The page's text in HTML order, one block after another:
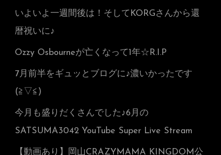
いよいよ一週間後は！そしてKORGさんから還
暦祝いに♪
Ozzy Osbourneが亡くなって1年☆R.I.P
7月前半をギュッとブログに♪濃いかったです
(≧▽≦)
今月も盛りだくさんでした♪6月の
SATSUMA3042 YouTube Super Live Stream
【動画あり】岡山CRAZYMAMA KINGDOM公